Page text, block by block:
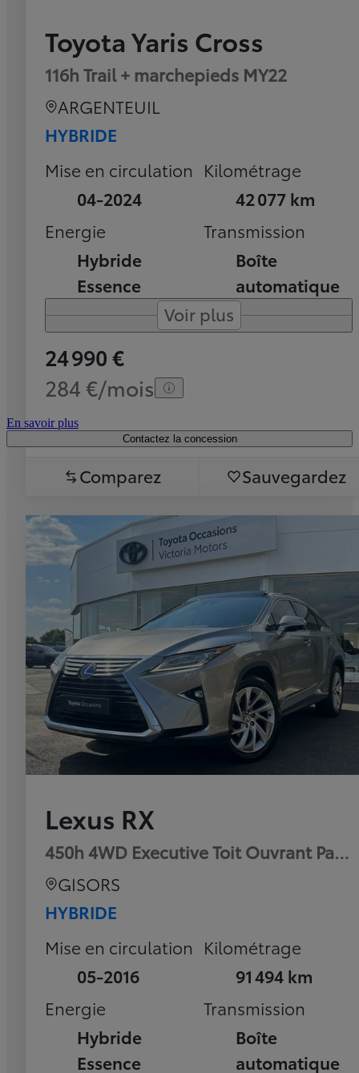
Toyota Yaris Cross
116h Trail + marchepieds MY22
ARGENTEUIL
HYBRIDE
Mise en circulation
04-2024
Kilométrage
42 077 km
Energie
Hybride
Essence
Transmission
Boîte
automatique
Voir plus
24 990 €
284 €/mois
En savoir plus
Contactez la concession
Comparez Sauvegardez
Lexus RX
450h 4WD Executive Toit Ouvrant
GISORS
HYBRIDE
Mise en circulation
05-2016
Kilométrage
91 494 km
Energie
Hybride
Essence
Transmission
Boîte
automatique